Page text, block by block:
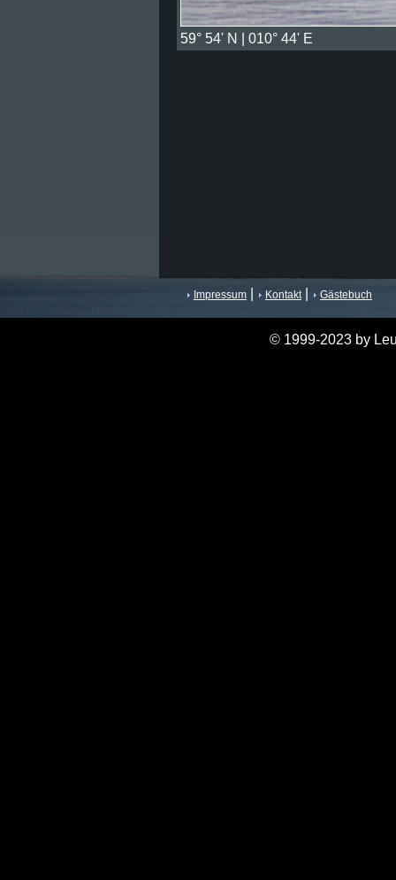
59° 54' N | 010° 44' E
Impressum Kontakt| Gästebuch
© 1999-2023 by